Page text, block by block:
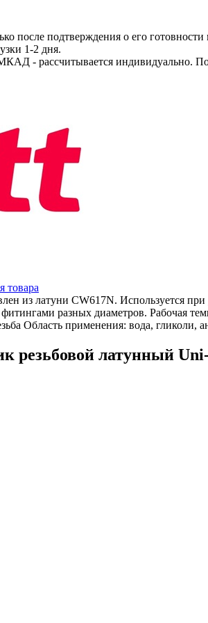
после подтверждения о его
1-2 дня.
- рассчитывается индивидуально.
товара
из латуни CW617N. Используется при
разных диаметров. Рабочая
Область применения: вода, гликоли,
резьбовой латунный